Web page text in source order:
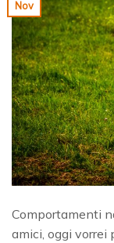
Nov
Comportamenti
amici, oggi